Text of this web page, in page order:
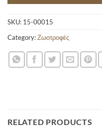
SKU: 15-00015
Category:Ζωοτροφές
RELATED PRODUCTS